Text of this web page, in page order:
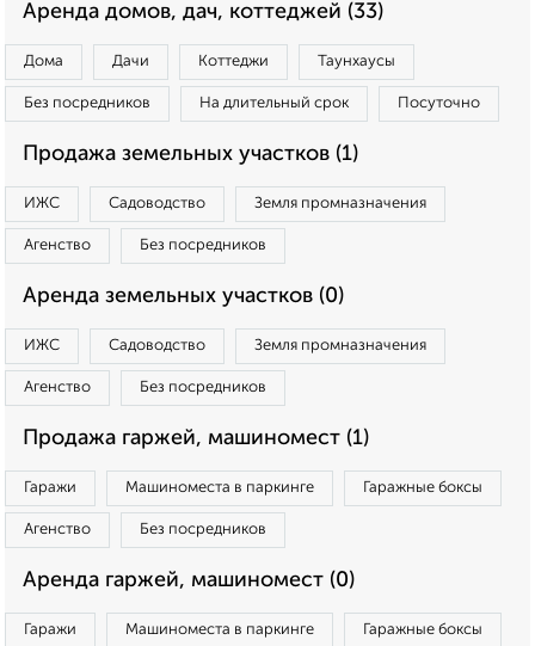
Аренда домов, дач, коттеджей (33)
Дома Дачи Коттеджи Таунхаусы
Без посредников На длительный срок Посуточно
Продажа земельных участков (1)
ИЖС Садоводство Земля промназначения
Агенство Без посредников
Аренда земельных участков (0)
ИЖС Садоводство Земля промназначения
Агенство Без посредников
Продажа гаржей, машиномест (1)
Гаражи Машиноместа в паркинге Гаражные боксы
Агенство Без посредников
Аренда гаржей, машиномест (0)
Гаражи Машиноместа в паркинге Гаражные боксы